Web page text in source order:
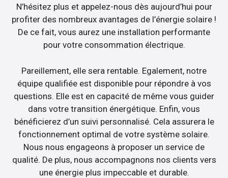
N’hésitez plus et appelez-nous dès aujourd’hui pour
profiter des nombreux avantages de l’énergie solaire !
De ce fait, vous aurez une installation performante
pour votre consommation électrique.
Pareillement, elle sera rentable. Egalement, notre
équipe qualifiée est disponible pour répondre à vos
questions. Elle est en capacité de même vous guider
dans votre transition énergétique. Enfin, vous
bénéficierez d’un suivi personnalisé. Cela assurera le
fonctionnement optimal de votre système solaire.
Nous nous engageons à proposer un service de
qualité. De plus, nous accompagnons nos clients vers
une énergie plus impeccable et durable.